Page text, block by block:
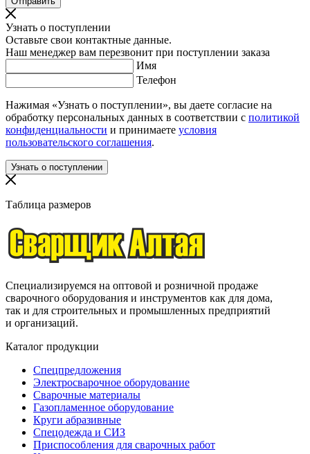
Узнать о поступлении
Оставьте свои контактные данные.
Наш менеджер вам перезвонит при поступлении заказа
Имя
Телефон
Нажимая «Узнать о поступлении», вы даете согласие на
обработку персональных данных в соответствии с политикой
конфиденциальности и принимаете условия
пользовательского соглашения.
Таблица размеров
Специализируемся на оптовой и розничной продаже
сварочного оборудования и инструментов как для дома,
так и для строительных и промышленных предприятий
и организаций.
Каталог продукции
Спецпредложения
Электросварочное оборудование
Сварочные материалы
Газопламенное оборудование
Круги абразивные
Спецодежда и СИЗ
Приспособления для сварочных работ